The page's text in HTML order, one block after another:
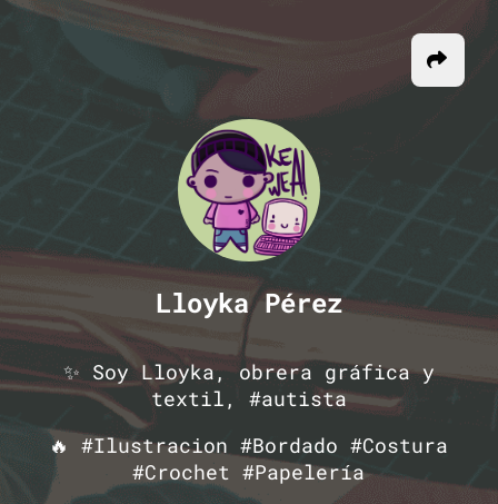
Lloyka Pérez
✨ Soy Lloyka, obrera gráfica y
textil, #autista
🔥 #Ilustracion #Bordado #Costura
#Crochet #Papelería